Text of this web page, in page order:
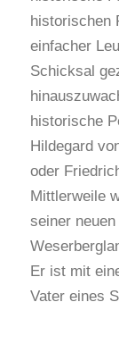
historischen
einfacher
Schicksal
historische
Hildegard
oder
Mittlerweile
seiner
Er ist mit
Vater eines